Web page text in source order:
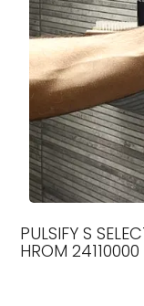
PULSIFY S
HROM